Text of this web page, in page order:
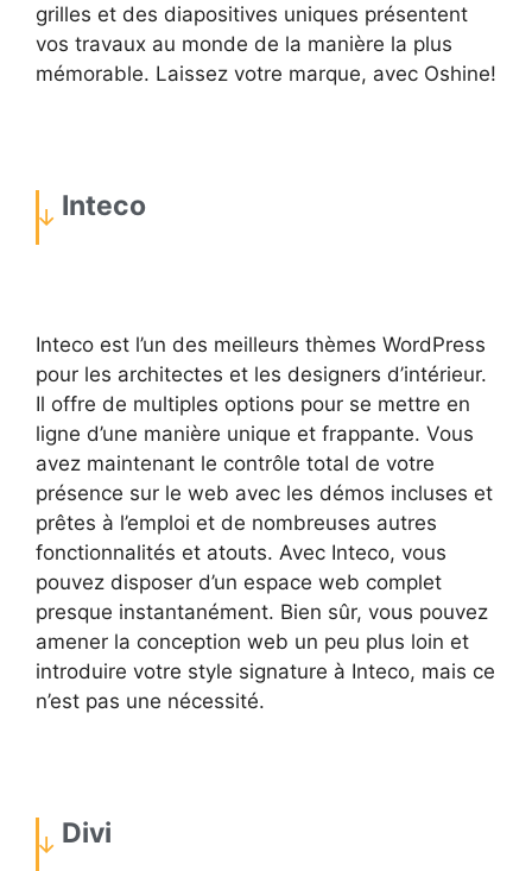
grilles et des diapositives uniques présentent
vos travaux au monde de la manière la plus
mémorable. Laissez votre marque, avec Oshine!
Inteco
Inteco est l’un des meilleurs thèmes WordPress
pour les architectes et les designers d’intérieur.
Il offre de multiples options pour se mettre en
ligne d’une manière unique et frappante. Vous
avez maintenant le contrôle total de votre
présence sur le web avec les démos incluses et
prêtes à l’emploi et de nombreuses autres
fonctionnalités et atouts. Avec Inteco, vous
pouvez disposer d’un espace web complet
presque instantanément. Bien sûr, vous pouvez
amener la conception web un peu plus loin et
introduire votre style signature à Inteco, mais ce
n’est pas une nécessité.
Divi